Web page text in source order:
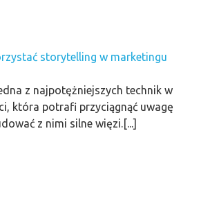
storytelling w marketingu
z najpotężniejszych technik w
która potrafi przyciągnąć uwagę
z nimi silne więzi.[...]